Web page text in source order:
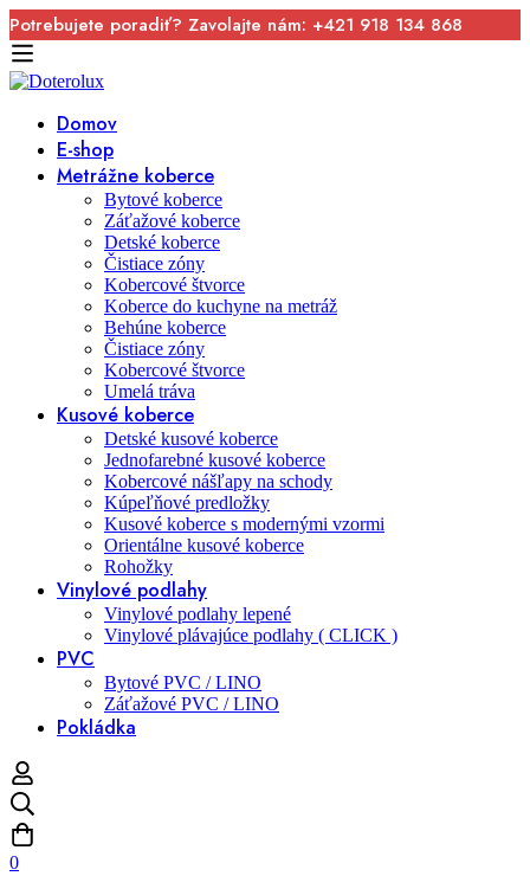
Potrebujete poradiť? Zavolajte nám: +421 918 134 868
Domov
E-shop
Metrážne koberce
Bytové koberce
Záťažové koberce
Detské koberce
Čistiace zóny
Kobercové štvorce
Koberce do kuchyne na metráž
Behúne koberce
Čistiace zóny
Kobercové štvorce
Umelá tráva
Kusové koberce
Detské kusové koberce
Jednofarebné kusové koberce
Kobercové nášľapy na schody
Kúpeľňové predložky
Kusové koberce s modernými vzormi
Orientálne kusové koberce
Rohožky
Vinylové podlahy
Vinylové podlahy lepené
Vinylové plávajúce podlahy ( CLICK )
PVC
Bytové PVC / LINO
Záťažové PVC / LINO
Pokládka
0